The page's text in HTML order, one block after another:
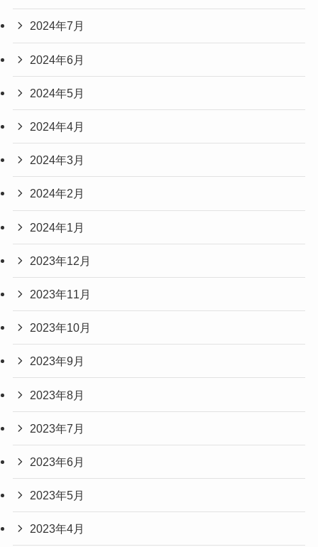
2024年7月
2024年6月
2024年5月
2024年4月
2024年3月
2024年2月
2024年1月
2023年12月
2023年11月
2023年10月
2023年9月
2023年8月
2023年7月
2023年6月
2023年5月
2023年4月